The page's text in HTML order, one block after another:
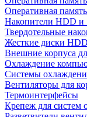
Оперативная
Накопители HDD и
Твердотельные
Жесткие диски HDD
Внешние корпуса
Охлаждение
Системы
Вентиляторы для
Термоинтерфейсы
Крепеж для систем